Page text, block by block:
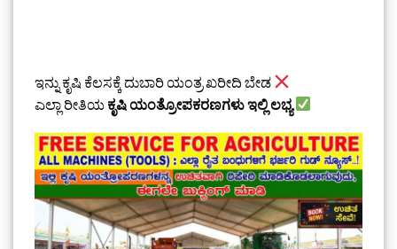
ಇನ್ನು ಕೃಷಿ ಕೆಲಸಕ್ಕೆ ದುಬಾರಿ ಯಂತ್ರ ಖರೀದಿ ಬೇಡ
ಎಲ್ಲಾ ರೀತಿಯ ಕೃಷಿ ಯಂತ್ರೋಪಕರಣಗಳು ಇಲ್ಲಿ ಲಭ್ಯ